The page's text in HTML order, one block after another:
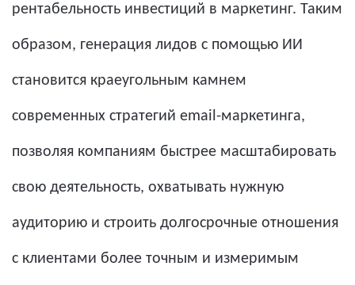
рентабельность инвестиций в маркетинг. Таким
образом, генерация лидов с помощью ИИ
становится краеугольным камнем
современных стратегий email-маркетинга,
позволяя компаниям быстрее масштабировать
свою деятельность, охватывать нужную
аудиторию и строить долгосрочные отношения
с клиентами более точным и измеримым